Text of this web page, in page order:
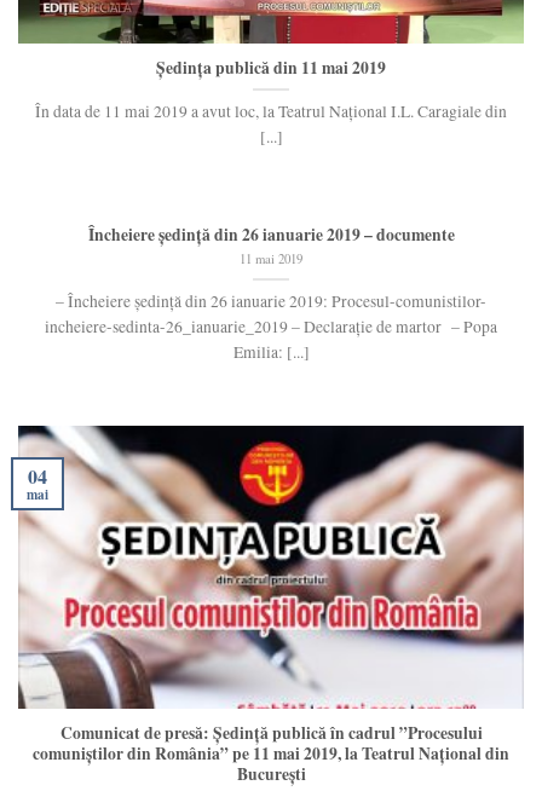
Ședința publică din 11 mai 2019
În data de 11 mai 2019 a avut loc, la Teatrul Național I.L. Caragiale din
[...]
Încheiere ședință din 26 ianuarie 2019 – documente
11 mai 2019
– Încheiere ședință din 26 ianuarie 2019: Procesul-comunistilor-
incheiere-sedinta-26_ianuarie_2019 – Declarație de martor – Popa
Emilia: [...]
Comunicat de presă: Ședință publică în cadrul ”Procesului
comuniștilor din România” pe 11 mai 2019, la Teatrul Național din
București
04
mai